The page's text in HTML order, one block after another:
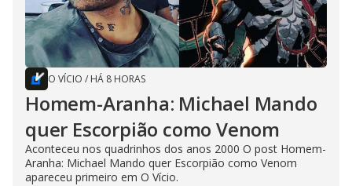
O VÍCIO / HÁ 8 HORAS
Homem-Aranha: Michael Mando
quer Escorpião como Venom
Aconteceu nos quadrinhos dos anos 2000 O post Homem-
Aranha: Michael Mando quer Escorpião como Venom
apareceu primeiro em O Vício.